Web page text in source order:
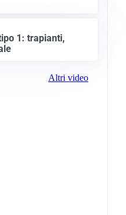
1: trapianti,
Altri video